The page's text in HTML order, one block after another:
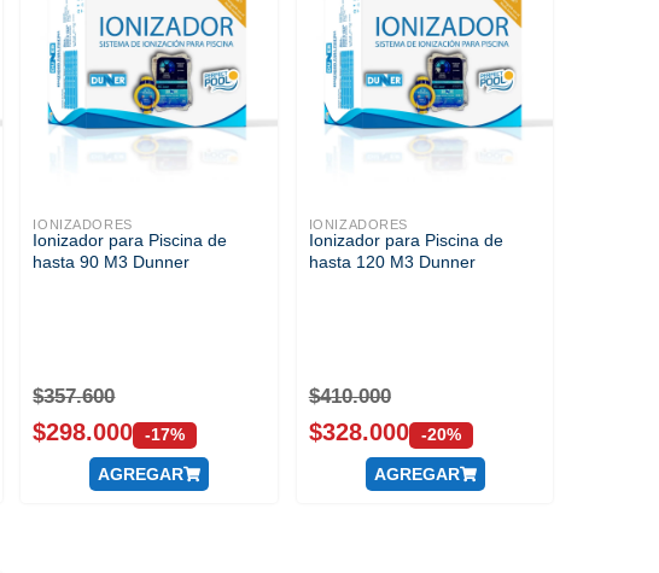
IONIZADORES
Ionizador para Piscina de
hasta 90 M3 Dunner
$357.600
$298.000 -17%
AGREGAR
IONIZADORES
Ionizador para Piscina de
hasta 120 M3 Dunner
$410.000
$328.000 -20%
AGREGAR